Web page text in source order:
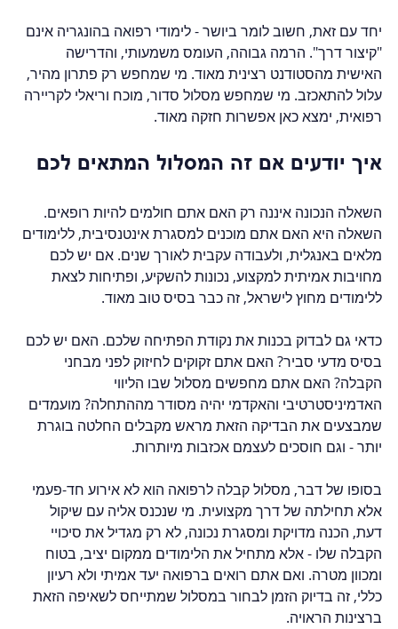
יחד עם זאת, חשוב לומר ביושר - לימודי רפואה בהונגריה אינם
"קיצור דרך". הרמה גבוהה, העומס משמעותי, והדרישה
האישית מהסטודנט רצינית מאוד. מי שמחפש רק פתרון מהיר,
עלול להתאכזב. מי שמחפש מסלול סדור, מוכח וריאלי לקריירה
רפואית, ימצא כאן אפשרות חזקה מאוד.
איך יודעים אם זה המסלול המתאים לכם
השאלה הנכונה איננה רק האם אתם חולמים להיות רופאים.
השאלה היא האם אתם מוכנים למסגרת אינטנסיבית, ללימודים
מלאים באנגלית, ולעבודה עקבית לאורך שנים. אם יש לכם
מחויבות אמיתית למקצוע, נכונות להשקיע, ופתיחות לצאת
ללימודים מחוץ לישראל, זה כבר בסיס טוב מאוד.
כדאי גם לבדוק בכנות את נקודת הפתיחה שלכם. האם יש לכם
בסיס מדעי סביר? האם אתם זקוקים לחיזוק לפני מבחני
הקבלה? האם אתם מחפשים מסלול שבו הליווי
האדמיניסטרטיבי והאקדמי יהיה מסודר מההתחלה? מועמדים
שמבצעים את הבדיקה הזאת מראש מקבלים החלטה בוגרת
יותר - וגם חוסכים לעצמם אכזבות מיותרות.
בסופו של דבר, מסלול קבלה לרפואה הוא לא אירוע חד-פעמי
אלא תחילתה של דרך מקצועית. מי שנכנס אליה עם שיקול
דעת, הכנה מדויקת ומסגרת נכונה, לא רק מגדיל את סיכויי
הקבלה שלו - אלא מתחיל את הלימודים ממקום יציב, בטוח
ומכוון מטרה. ואם אתם רואים ברפואה יעד אמיתי ולא רעיון
כללי, זה בדיוק הזמן לבחור במסלול שמתייחס לשאיפה הזאת
ברצינות הראויה.